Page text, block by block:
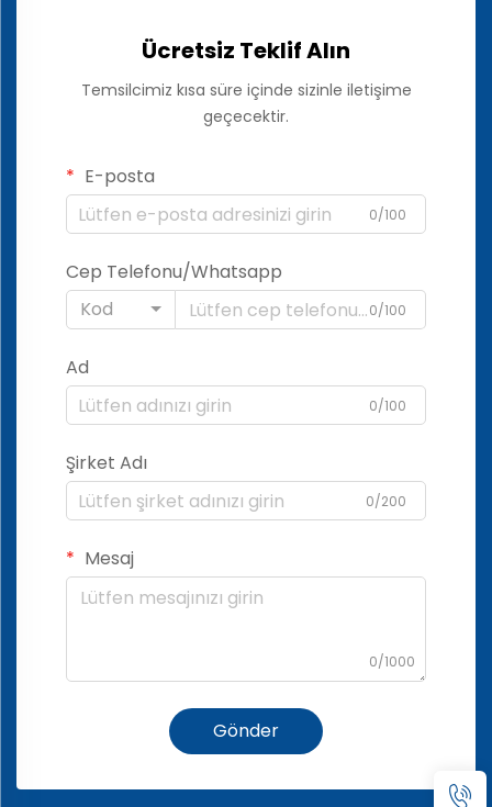
Ücretsiz Teklif Alın
Temsilcimiz kısa süre içinde sizinle iletişime
geçecektir.
E-posta
0/100
Cep Telefonu/Whatsapp
Kod
0/100
Ad
0/100
Şirket Adı
0/200
Mesaj
0/1000
Gönder